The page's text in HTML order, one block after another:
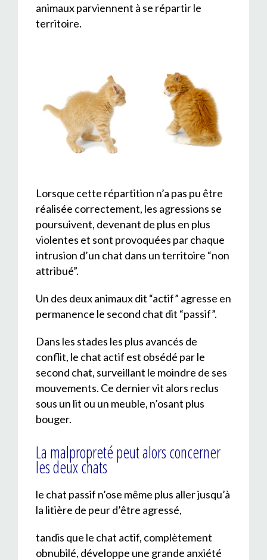
animaux parviennent à se répartir le
territoire.
Lorsque cette répartition n’a pas pu être
réalisée correctement, les agressions se
poursuivent, devenant de plus en plus
violentes et sont provoquées par chaque
intrusion d’un chat dans un territoire “non
attribué”.
Un des deux animaux dit “actif” agresse en
permanence le second chat dit “passif”.
Dans les stades les plus avancés de
conflit, le chat actif est obsédé par le
second chat, surveillant le moindre de ses
mouvements. Ce dernier vit alors reclus
sous un lit ou un meuble, n’osant plus
bouger.
La malpropreté peut alors concerner
les deux chats
le chat passif n’ose même plus aller jusqu’à
la litière de peur d’être agressé,
tandis que le chat actif, complètement
obnubilé, développe une grande anxiété